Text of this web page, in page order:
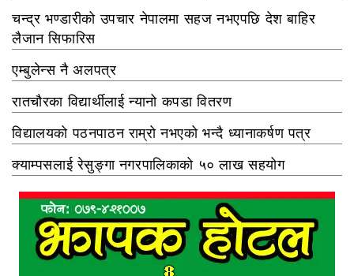
चन्द्र भण्डारीको उपचार नेपालमा सहज नभएपछि देश बाहिर
लैजान सिफारिस
एम्बुलेन्स नै अलपत्र
रातचौरका विद्यार्थीलाई न्यानो कपडा वितरण
विद्यालयको पठनपाठन राम्रो नभएको भन्दै ध्यानाकर्षण पत्र
क्याम्पसलाई रेसुङ्गा नगरपालिकाको ५० लाख सहयोग